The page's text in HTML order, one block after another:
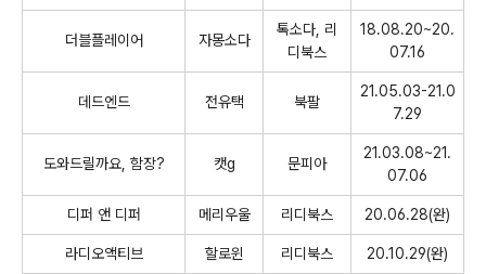
더블플레이어 자몽소다
톡소다 리
디북스
18.08.20~20.
07.16
데드엔드 전유택 북팔
21.05.03-21.0
7.29
도와드릴까요, 함장? 캣g 문피아
21.03.08~21.
07.06
디퍼 앤 디퍼 메리우울 리디북스 20.06.28(완)
라디오액티브 할로윈 리디북스 20.10.29(완)